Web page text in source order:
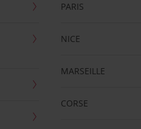
PARIS
NICE
MARSEILLE
CORSE